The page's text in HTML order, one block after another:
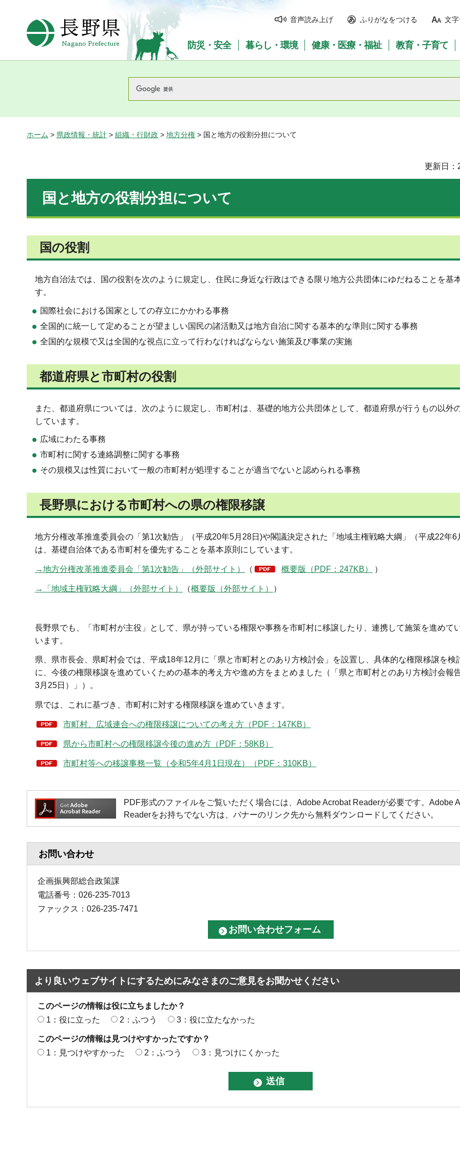
長野県Nagano Prefecture
音声読み上げ ふりがなをつける 文
防災・安全 暮らし・環境 健康・医療・福祉 教育・子育て
ホーム > 県政情報・統計 > 組織・行財政 > 地方分権 > 国と地方の役割分担について
更新日：
国と地方の役割分担について
国の役割
地方自治法では、国の役割を次のように規定し、住民に身近な行政はできる限り地方公共団体にゆだねることを基
す。
国際社会における国家としての存立にかかわる事務
全国的に統一して定めることが望ましい国民の諸活動又は地方自治に関する基本的な準則に関する事務
全国的な規模で又は全国的な視点に立って行わなければならない施策及び事業の実施
都道府県と市町村の役割
また、都道府県については、次のように規定し、市町村は、基礎的地方公共団体として、都道府県が行うもの以外
しています。
広域にわたる事務
市町村に関する連絡調整に関する事務
その規模又は性質において一般の市町村が処理することが適当でないと認められる事務
長野県における市町村への県の権限移譲
地方分権改革推進委員会の「第1次勧告」（平成20年5月28日)や閣議決定された「地域主権戦略大綱」（平成22年6
は、基礎自治体である市町村を優先することを基本原則にしています。
→地方分権改革推進委員会「第1次勧告」（外部サイト） （ 概要版（PDF：247KB） ）
→「地域主権戦略大綱」（外部サイト） （概要版（外部サイト） ）
長野県でも、「市町村が主役」として、県が持っている権限や事務を市町村に移譲したり、連携して施策を進めて
います。
県、県市長会、県町村会では、平成18年12月に「県と市町村とのあり方検討会」を設置し、具体的な権限移譲を検
に、今後の権限移譲を進めていくための基本的考え方や進め方をまとめました（「県と市町村とのあり方検討会報
3月25日）」）。
県では、これに基づき、市町村に対する権限移譲を進めていきます。
市町村、広域連合への権限移譲についての考え方（PDF：147KB）
県から市町村への権限移譲今後の進め方（PDF：58KB）
市町村等への移譲事務一覧（令和5年4月1日現在）（PDF：310KB）
PDF形式のファイルをご覧いただく場合には、Adobe Acrobat Readerが必要です。Adobe
Readerをお持ちでない方は、バナーのリンク先から無料ダウンロードしてください。
お問い合わせ
企画振興部総合政策課
電話番号：026-235-7013
ファックス：026-235-7471
より良いウェブサイトにするためにみなさまのご意見をお聞かせください
このページの情報は役に立ちましたか？
1：役に立った
2：ふつう 3：役に立たなかった
このページの情報は見つけやすかったですか？
1：見つけやすかった
2：ふつう 3：見つけにくかった